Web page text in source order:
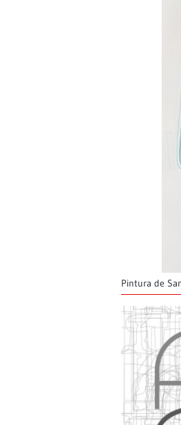
Pintura de